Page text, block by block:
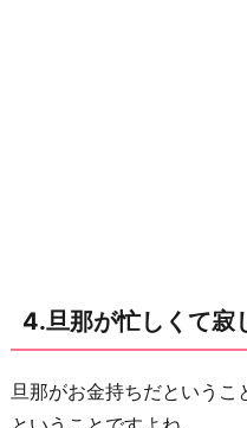
4.旦那が忙しくて寂
旦那がお金持ちだという